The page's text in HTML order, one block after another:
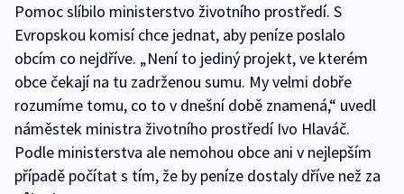
Pomoc slíbilo ministerstvo životního prostředí. S
Evropskou komisí chce jednat, aby peníze poslalo
obcím co nejdříve. „Není to jediný projekt, ve kterém
obce čekají na tu zadrženou sumu. My velmi dobře
rozumíme tomu, co to v dnešní době znamená,“ uvedl
náměstek ministra životního prostředí Ivo Hlaváč.
Podle ministerstva ale nemohou obce ani v nejlepším
případě počítat s tím, že by peníze dostaly dříve než za